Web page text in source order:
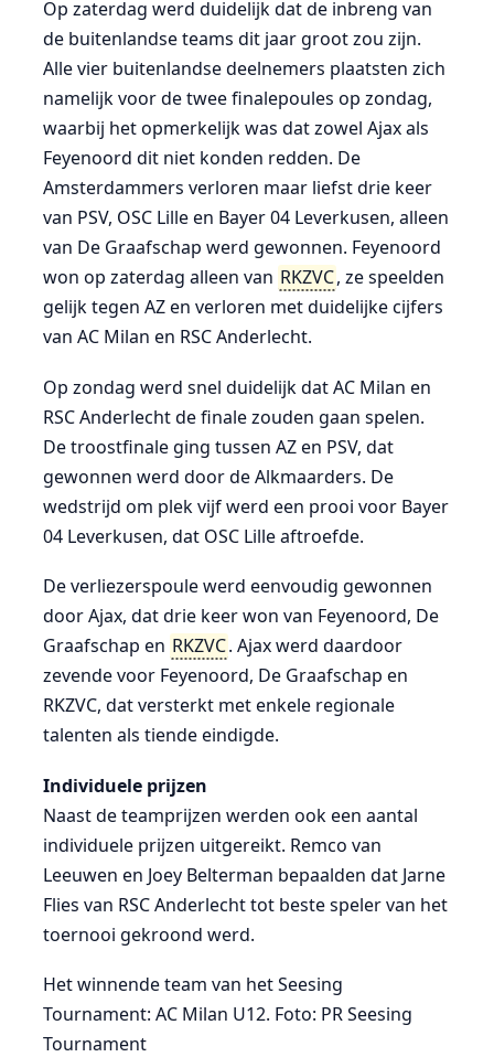
Op zaterdag werd duidelijk dat de inbreng van
de buitenlandse teams dit jaar groot zou zijn.
Alle vier buitenlandse deelnemers plaatsten zich
namelijk voor de twee finalepoules op zondag,
waarbij het opmerkelijk was dat zowel Ajax als
Feyenoord dit niet konden redden. De
Amsterdammers verloren maar liefst drie keer
van PSV, OSC Lille en Bayer 04 Leverkusen, alleen
van De Graafschap werd gewonnen. Feyenoord
won op zaterdag alleen van RKZVC, ze speelden
gelijk tegen AZ en verloren met duidelijke cijfers
van AC Milan en RSC Anderlecht.
Op zondag werd snel duidelijk dat AC Milan en
RSC Anderlecht de finale zouden gaan spelen.
De troostfinale ging tussen AZ en PSV, dat
gewonnen werd door de Alkmaarders. De
wedstrijd om plek vijf werd een prooi voor Bayer
04 Leverkusen, dat OSC Lille aftroefde.
De verliezerspoule werd eenvoudig gewonnen
door Ajax, dat drie keer won van Feyenoord, De
Graafschap en RKZVC. Ajax werd daardoor
zevende voor Feyenoord, De Graafschap en
RKZVC, dat versterkt met enkele regionale
talenten als tiende eindigde.
Individuele prijzen
Naast de teamprijzen werden ook een aantal
individuele prijzen uitgereikt. Remco van
Leeuwen en Joey Belterman bepaalden dat Jarne
Flies van RSC Anderlecht tot beste speler van het
toernooi gekroond werd.
Het winnende team van het Seesing
Tournament: AC Milan U12. Foto: PR Seesing
Tournament